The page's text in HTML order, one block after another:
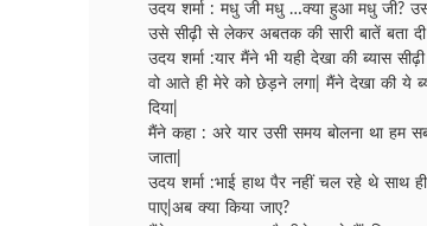
उदय शर्मा : मधु जी मधु …क्या हुआ मधु जी?
उसे सीढ़ी से लेकर अबतक की सारी बातें बता
उदय शर्मा :यार मैंने भी यही देखा की ब्यास
वो आते ही मेरे को छेड़ने लगा| मैंने देखा की ये
दिया|
मैंने कहा : अरे यार उसी समय बोलना था हम
जाता|
उदय शर्मा :भाई हाथ पैर नहीं चल रहे थे साथ
पाए|अब क्या किया जाए?